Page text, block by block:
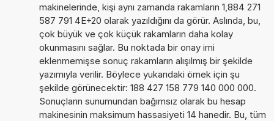
makinelerinde, kişi aynı zamanda rakamların 1,884 271
587 791 4E+20 olarak yazıldığını da görür. Aslında, bu,
çok büyük ve çok küçük rakamların daha kolay
okunmasını sağlar. Bu noktada bir onay imi
eklenmemişse sonuç rakamların alışılmış bir şekilde
yazımıyla verilir. Böylece yukarıdaki örnek için şu
şekilde görünecektir: 188 427 158 779 140 000 000.
Sonuçların sunumundan bağımsız olarak bu hesap
makinesinin maksimum hassasiyeti 14 hanedir. Bu, tüm